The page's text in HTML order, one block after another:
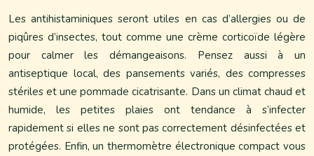
Les antihistaminiques seront utiles en cas d’allergies ou de
piqûres d’insectes, tout comme une crème corticoïde légère
pour calmer les démangeaisons. Pensez aussi à un
antiseptique local, des pansements variés, des compresses
stériles et une pommade cicatrisante. Dans un climat chaud et
humide, les petites plaies ont tendance à s’infecter
rapidement si elles ne sont pas correctement désinfectées et
protégées. Enfin, un thermomètre électronique compact vous